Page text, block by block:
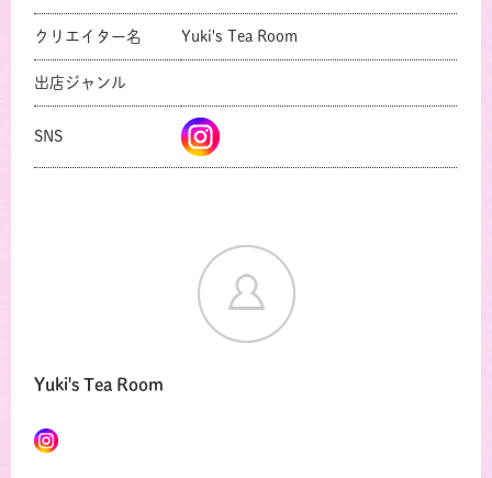
クリエイター名 Yuki's Tea Room
出店ジャンル
SNS
Yuki's Tea Room